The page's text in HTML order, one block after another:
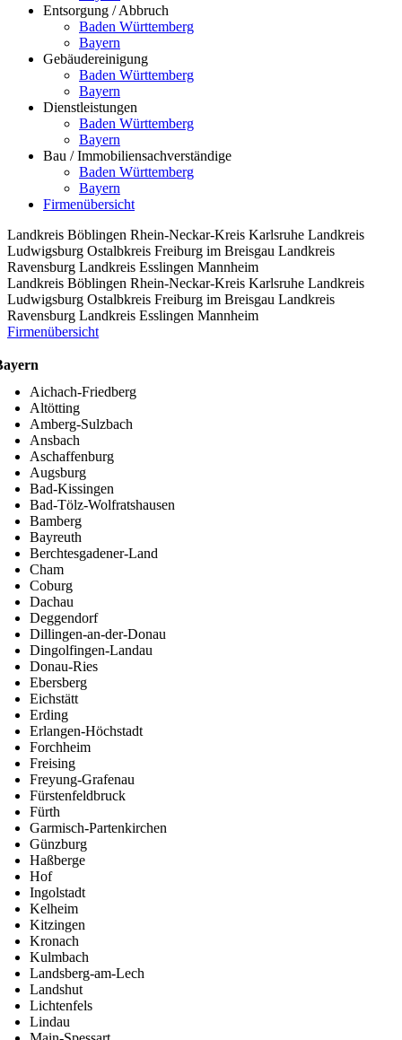
Entsorgung / Abbruch
Baden Württemberg
Bayern
Gebäudereinigung
Baden Württemberg
Bayern
Dienstleistungen
Baden Württemberg
Bayern
Bau / Immobiliensachverständige
Baden Württemberg
Bayern
Firmenübersicht
Landkreis Böblingen Rhein-Neckar-Kreis Karlsruhe Landkreis
Ludwigsburg Ostalbkreis Freiburg im Breisgau Landkreis
Ravensburg Landkreis Esslingen Mannheim
Landkreis Böblingen Rhein-Neckar-Kreis Karlsruhe Landkreis
Ludwigsburg Ostalbkreis Freiburg im Breisgau Landkreis
Ravensburg Landkreis Esslingen Mannheim
Firmenübersicht
Aichach-Friedberg
Altötting
Amberg-Sulzbach
Ansbach
Aschaffenburg
Augsburg
Bad-Kissingen
Bad-Tölz-Wolfratshausen
Bamberg
Bayreuth
Berchtesgadener-Land
Cham
Coburg
Dachau
Deggendorf
Dillingen-an-der-Donau
Dingolfingen-Landau
Donau-Ries
Ebersberg
Eichstätt
Erding
Erlangen-Höchstadt
Forchheim
Freising
Freyung-Grafenau
Fürstenfeldbruck
Fürth
Garmisch-Partenkirchen
Günzburg
Haßberge
Hof
Ingolstadt
Kelheim
Kitzingen
Kronach
Kulmbach
Landsberg-am-Lech
Landshut
Lichtenfels
Lindau